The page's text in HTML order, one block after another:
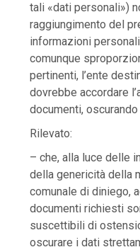
tali «dati personali»)
raggiungimento del
informazioni
comunque
pertinenti, l’ente
dovrebbe accordare
documenti,
Rilevato:
– che, alla luce delle
della genericità della
comunale di diniego,
documenti richiesti
suscettibili di
oscurare i dati